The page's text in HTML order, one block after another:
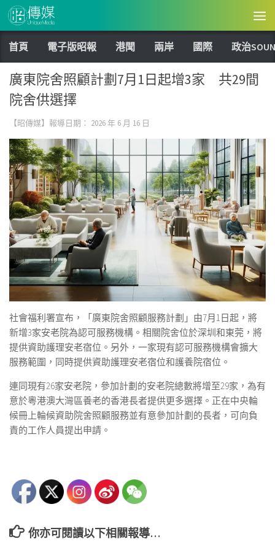
Skip to content
首頁 電子版昭報 港聞 兩岸 國際 政治
廣東院舍照顧計劃7月1日起增3家 共29間
院舍供選擇
【昭傳媒】報導日期： 2026 年 6 月 16 日
社會福利署宣布，「廣東院舍照顧服務計劃」由7月1日起，將
新增3家安老院為認可服務機構。相關院舍位於深圳和東莞，將
提供資助護理安老宿位。另外，一家現有認可服務機構會擴大
服務範圍，同時提供資助護理安老宿位和護養院宿位。
連同現有26家安老院，參加計劃的安老院總數將增至29家，為有
意於粵港澳大灣區養老的香港長者提供更多選擇。正在中央輪
候冊上輪候資助院舍照顧服務並有意參加計劃的長者，可向負
責的工作人員提出申請。
你亦可閱讀以下相關報導…